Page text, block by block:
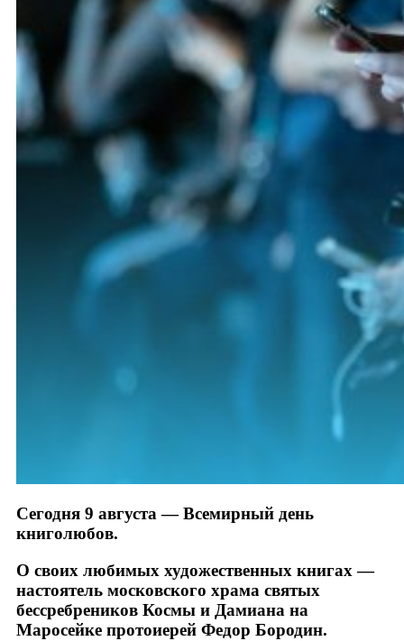
Сегодня 9 августа — Всемирный день
книголюбов.
О своих любимых художественных книгах —
настоятель московского храма святых
бессребреников Космы и Дамиана на
Маросейке протоиерей Федор Бородин.